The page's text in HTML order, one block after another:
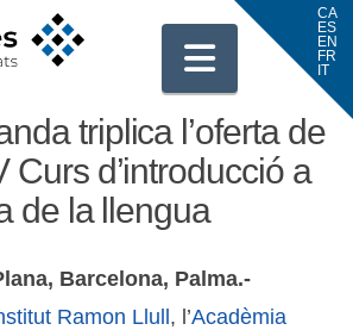
triplica l’oferta de
Curs d’introducció a
de la llengua
Barcelona, Palma.-
Ramon Llull , l’Acadèmia